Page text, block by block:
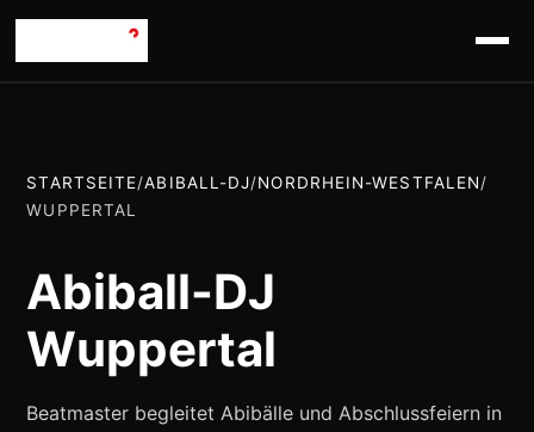
STARTSEITE/ABIBALL-DJ/NORDRHEIN-WESTFALEN/
WUPPERTAL
Abiball-DJ
Wuppertal
Beatmaster begleitet Abibälle und Abschlussfeiern in